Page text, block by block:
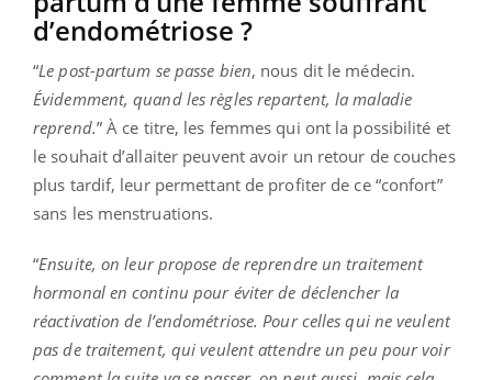
d’endométriose ?
“Le post-partum se passe bien, nous dit le médecin.
Évidemment, quand les règles repartent, la maladie
reprend.” À ce titre, les femmes qui ont la possibilité et
le souhait d’allaiter peuvent avoir un retour de couches
plus tardif, leur permettant de profiter de ce “confort”
sans les menstruations.
“Ensuite, on leur propose de reprendre un traitement
hormonal en continu pour éviter de déclencher la
réactivation de l’endométriose. Pour celles qui ne veulent
pas de traitement, qui veulent attendre un peu pour voir